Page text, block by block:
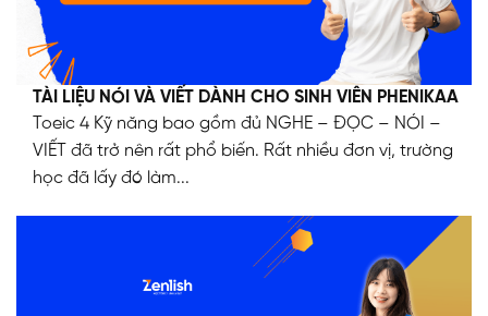
TÀI LIỆU NÓI VÀ VIẾT DÀNH CHO SINH VIÊN PHENIKAA
Toeic 4 Kỹ năng bao gồm đủ NGHE – ĐỌC – NÓI –
VIẾT đã trở nên rất phổ biến. Rất nhiều đơn vị, trường
học đã lấy đó làm...